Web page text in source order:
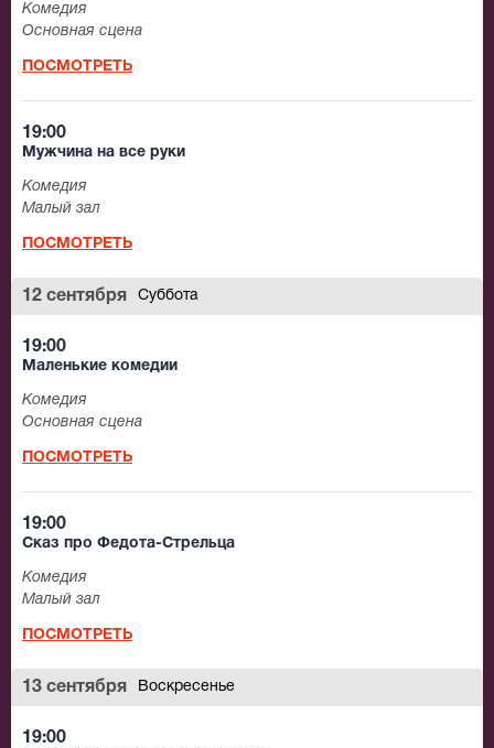
Комедия
Основная сцена
ПОСМОТРЕТЬ
19:00
Мужчина на все руки
Комедия
Малый зал
ПОСМОТРЕТЬ
12 сентября Суббота
19:00
Маленькие комедии
Комедия
Основная сцена
ПОСМОТРЕТЬ
19:00
Сказ про Федота-Стрельца
Комедия
Малый зал
ПОСМОТРЕТЬ
13 сентября Воскресенье
19:00